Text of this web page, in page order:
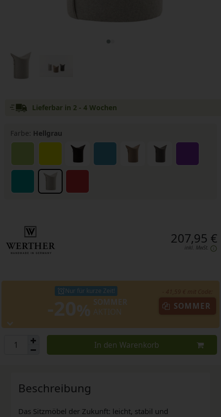
Lieferbar in 2 - 4 Wochen
Farbe: Hellgrau
207,95 €
inkl. MwSt.
Nur für kurze Zeit!
SOMMER
In den Warenkorb
Beschreibung
Das Sitzmöbel der Zukunft: leicht, stabil und